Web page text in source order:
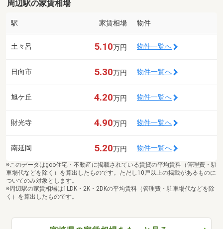
周辺駅の家賃相場
駅 家賃相場 物件
土々呂 5.10万円 物件一覧へ
日向市 5.30万円 物件一覧へ
旭ケ丘 4.20万円 物件一覧へ
財光寺 4.90万円 物件一覧へ
南延岡 5.20万円 物件一覧へ
※このデータはgoo住宅・不動産に掲載されている賃貸の平均賃料（管理費・駐
車場代などを除く）を算出したものです。ただし10戸以上の掲載があるものに
ついてのみ対象とします。
※周辺駅の家賃相場は1LDK・2K・2DKの平均賃料（管理費・駐車場代などを除
く）を算出したものです。